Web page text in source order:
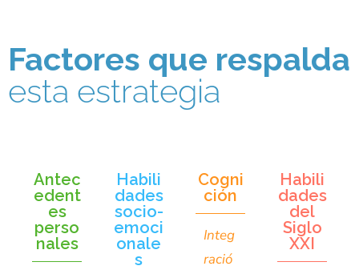
Factores que respalda
esta estrategia
Antec
edent
es
perso
nales
Habili
dades
socio-
emoci
onale
s
Cogni
ción
Integ
ració
Habili
dades
del
Siglo
XXI